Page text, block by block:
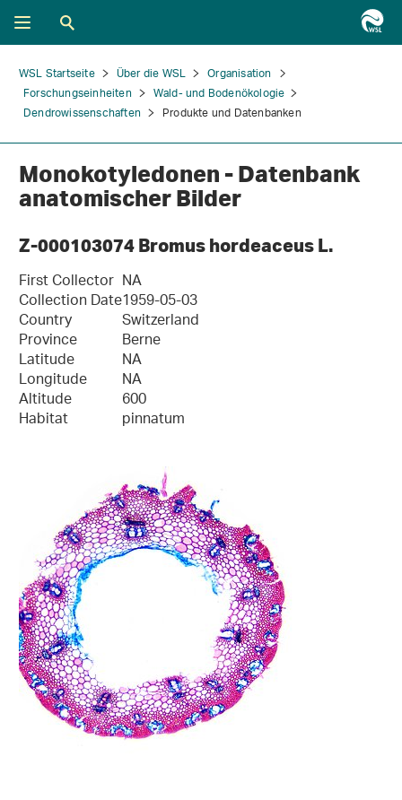
WSL Startseite Über die WSL
Organisation
Forschungseinheiten
Wald- und Bodenökologie
Dendrowissenschaften
Produkte und Datenbanken
Monokotyledonen - Datenbank
anatomischer Bilder
Z-000103074 Bromus hordeaceus L.
First Collector NA
Collection Date1959-05-03
Country Switzerland
Province Berne
Latitude NA
Longitude NA
Altitude 600
Habitat pinnatum